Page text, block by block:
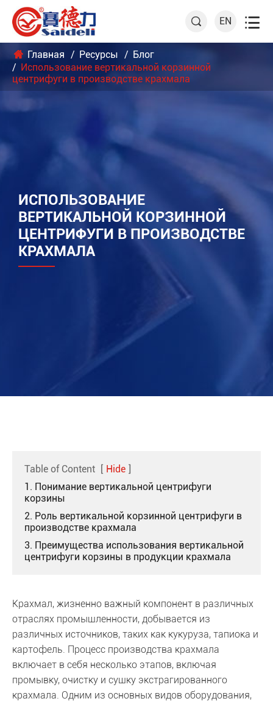
 EN 
Главная Ресурсы
Блог
Использование вертикальной корзинной
центрифуги в производстве крахмала
ИСПОЛЬЗОВАНИЕ
ВЕРТИКАЛЬНОЙ КОРЗИННОЙ
ЦЕНТРИФУГИ В ПРОИЗВОДСТВЕ
КРАХМАЛА
Table of Content [ Hide ]
1. Понимание вертикальной центрифуги
корзины
2. Роль вертикальной корзинной центрифуги в
производстве крахмала
3. Преимущества использования вертикальной
центрифуги корзины в продукции крахмала
Крахмал, жизненно важный компонент в различных
отраслях промышленности, добывается из
различных источников, таких как кукуруза, тапиока и
картофель. Процесс производства крахмала
включает в себя несколько этапов, включая
промывку, очистку и сушку экстрагированного
крахмала. Одним из основных видов оборудования,